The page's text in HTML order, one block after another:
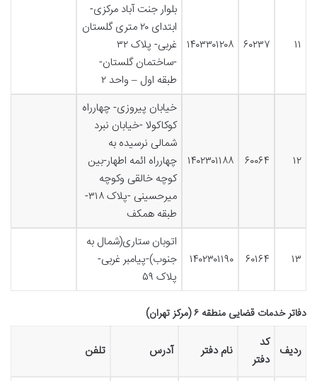
۱۱ ۶۰۲۳۷ ۱۴۰۳۳۰۱۲۰۸
بلوار جنت آباد مرکزی-
ابتدای ۲۰ متری گلستان
غربی- پلاک ۳۲
-ساختمان گلستان-
طبقه اول – واحد ۲
۱۲ ۶۰۰۶۴ ۱۴۰۲۳۰۱۱۸۸
خیابان پیروزی- چهارراه
کوکاکولا -خیابان نبرد
شمالی نرسیده به
چهارراه ائمه اطهار-بین
کوچه خالقی وکوچه
میرحسینی -پلاک ۳۱۸-
طبقه همکف
۱۳ ۶۰۱۶۴ ۱۴۰۲۳۰۱۱۹۰
اتوبان ستاری(شمال به
جنوب)-پیامبر غربی-
پلاک ۵۹
دفاتر خدمات قضایی منطقه ۶ (مرکز تهران)
ردیف کد
دفتر
نام دفتر آدرس تلفن